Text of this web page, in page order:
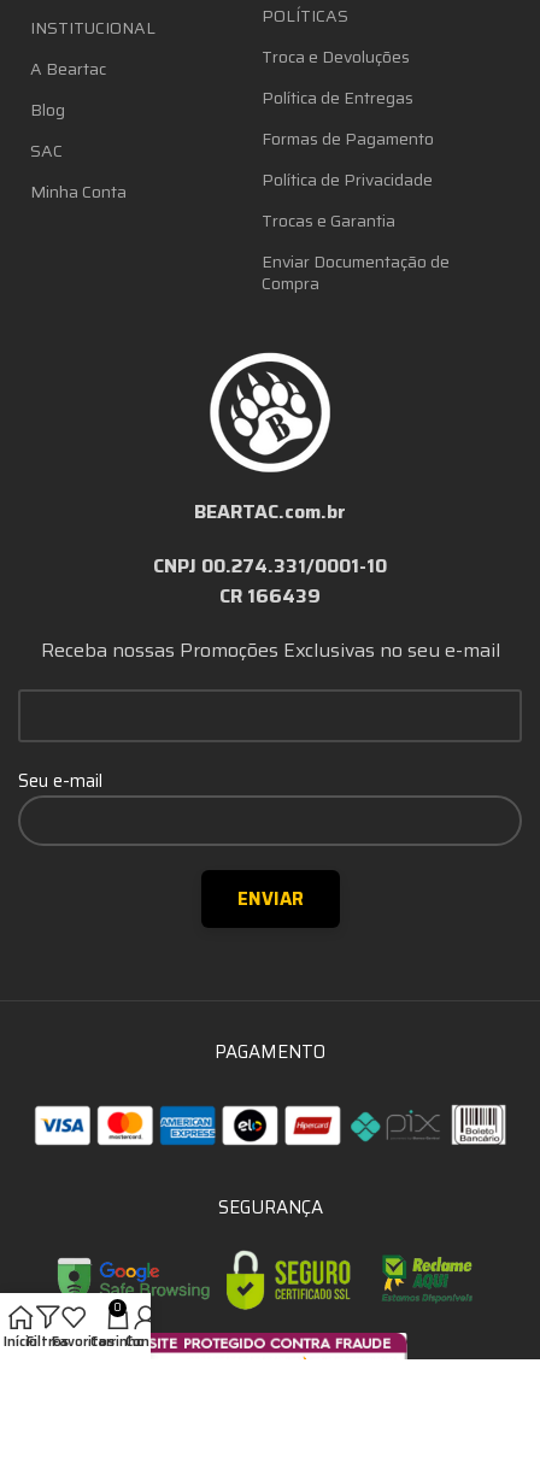
INSTITUCIONAL
A Beartac
Blog
SAC
Minha Conta
POLÍTICAS
Troca e Devoluções
Política de Entregas
Formas de Pagamento
Política de Privacidade
Trocas e Garantia
Enviar Documentação de
Compra
BEARTAC.com.br
CNPJ 00.274.331/0001-10
CR 166439
Receba nossas Promoções Exclusivas no seu e-mail
Seu e-mail
PAGAMENTO
SEGURANÇA
InícioFiltrosFavoritos
0
CarrinhoConta